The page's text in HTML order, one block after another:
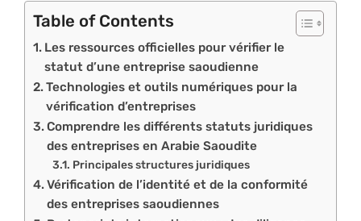
Table of Contents
Les ressources officielles pour vérifier le
statut d’une entreprise saoudienne
Technologies et outils numériques pour la
vérification d’entreprises
Comprendre les différents statuts juridiques
des entreprises en Arabie Saoudite
Principales structures juridiques
Vérification de l’identité et de la conformité
des entreprises saoudiennes